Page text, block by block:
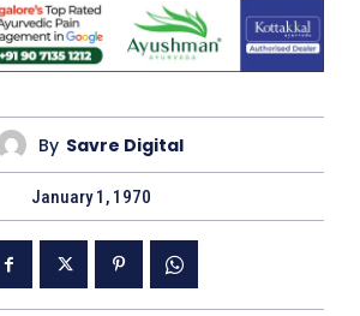
By Savre Digital
January 1, 1970